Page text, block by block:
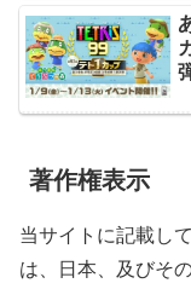
著作権表示
当サイトに記載し
は、日本、及びそ